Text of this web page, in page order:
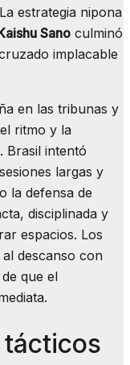
estrategia nipona
Sano culminó
implacable
en las tribunas y
ritmo y la
Brasil intentó
largas y
la defensa de
disciplinada y
espacios. Los
descanso con
que el